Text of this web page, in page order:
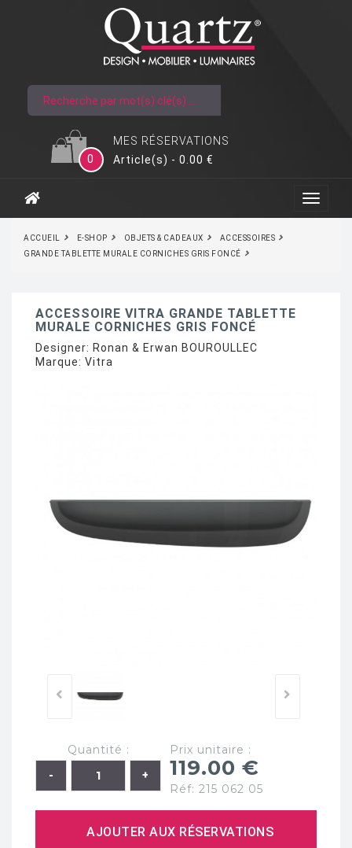
MES RÉSERVATIONS
0
Article(s) - 0.00 €
ACCUEIL E-SHOP OBJETS & CADEAUX
ACCESSOIRES
GRANDE TABLETTE MURALE CORNICHES GRIS FONCÉ
ACCESSOIRE VITRA GRANDE TABLETTE
MURALE CORNICHES GRIS FONCÉ
Designer: Ronan & Erwan BOUROULLEC
Marque: Vitra
Quantité : Prix unitaire :
119.00 €
Réf: 215 062 05
AJOUTER AUX RÉSERVATIONS